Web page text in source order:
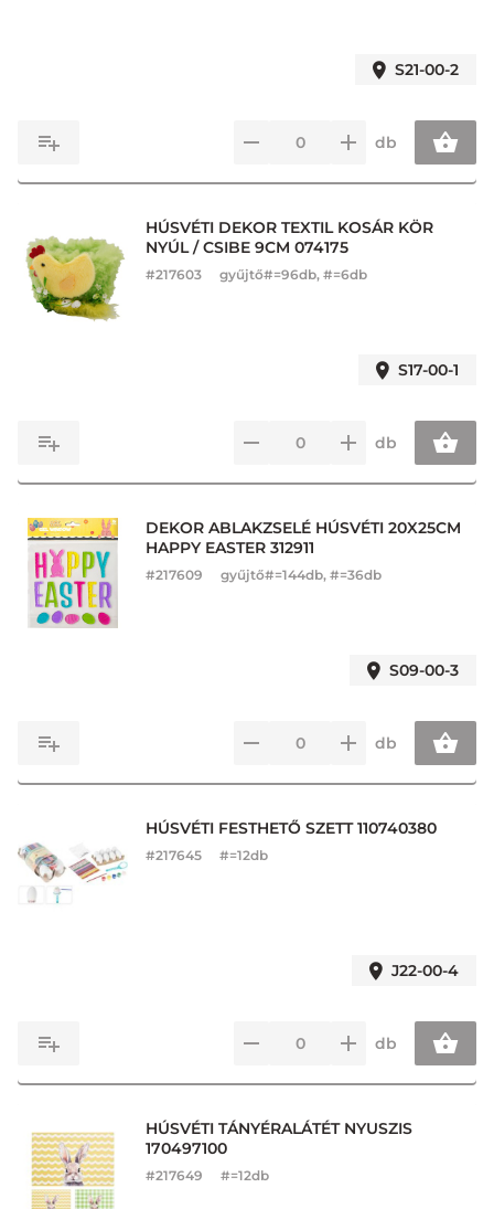
S21-00-2
db
HÚSVÉTI DEKOR TEXTIL KOSÁR KÖR
NYÚL / CSIBE 9CM 074175
#217603 gyűjtő#=96db, #=6db
S17-00-1
db
DEKOR ABLAKZSELÉ HÚSVÉTI 20X25CM
HAPPY EASTER 312911
#217609 gyűjtő#=144db, #=36db
S09-00-3
db
HÚSVÉTI FESTHETŐ SZETT 110740380
#217645 #=12db
J22-00-4
db
HÚSVÉTI TÁNYÉRALÁTÉT NYUSZIS
170497100
#217649 #=12db